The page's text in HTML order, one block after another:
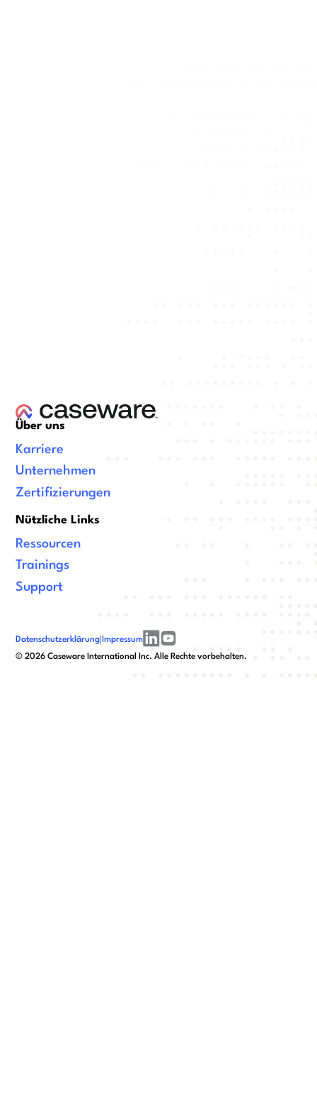
Über uns
Karriere
Unternehmen
Zertifizierungen
Nützliche Links
Ressourcen
Trainings
Support
©2026 Caseware International Inc. Alle Rechte vorbehalten.
Datenschutzerklärung | Impressum
linkedinyoutube